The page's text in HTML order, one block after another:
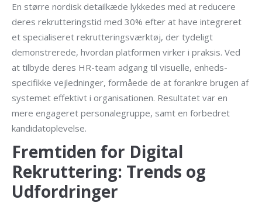
En større nordisk detailkæde lykkedes med at reducere
deres rekrutteringstid med 30% efter at have integreret
et specialiseret rekrutteringsværktøj, der tydeligt
demonstrerede, hvordan platformen virker i praksis. Ved
at tilbyde deres HR-team adgang til visuelle, enheds-
specifikke vejledninger, formåede de at forankre brugen af
systemet effektivt i organisationen. Resultatet var en
mere engageret personalegruppe, samt en forbedret
kandidatoplevelse.
Fremtiden for Digital
Rekruttering: Trends og
Udfordringer